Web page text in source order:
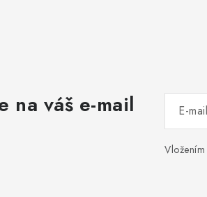
na váš e-mail E-mail
Vložením